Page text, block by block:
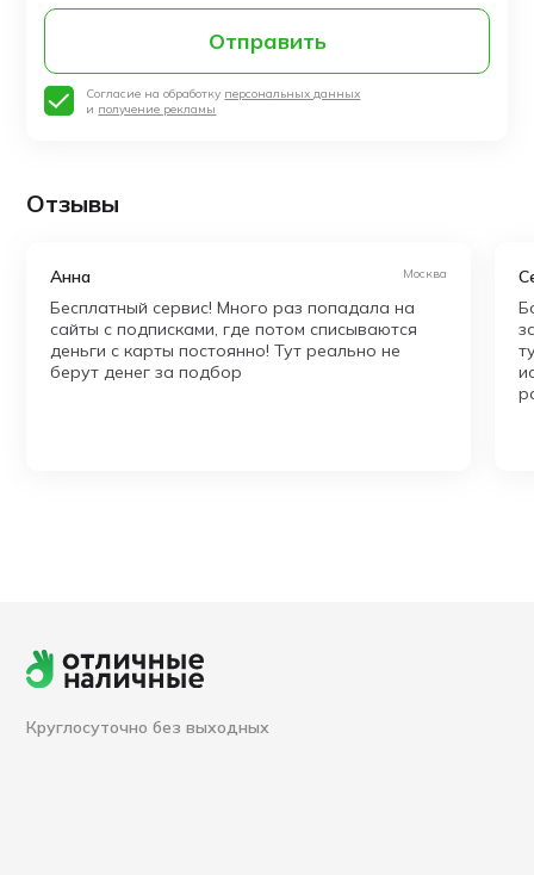
Отправить
Согласие на обработку персональных данных
и получение рекламы
Отзывы
Анна Москва
Бесплатный сервис! Много раз попадала на
сайты с подписками, где потом списываются
деньги с карты постоянно! Тут реально не
берут денег за подбор
Круглосуточно без выходных